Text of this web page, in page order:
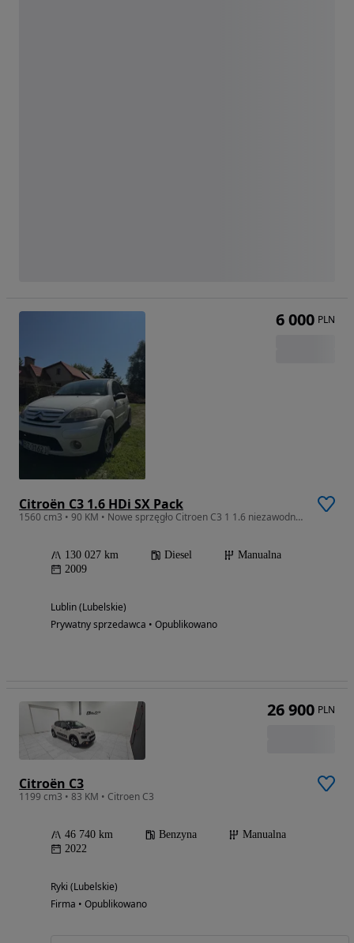
Citroën C3 1.6 HDi SX Pack
1560 cm3 • 90 KM • Nowe sprzęgło Citroen C3 1 1.6 niezawodny silnik
130 027 km Diesel
Manualna
2009
Lublin (Lubelskie)
Prywatny sprzedawca • Opublikowano
6 000 PLN
Citroën C3
1199 cm3 • 83 KM • Citroen C3
46 740 km Benzyna
Manualna
2022
Ryki (Lubelskie)
Firma • Opublikowano
26 900 PLN